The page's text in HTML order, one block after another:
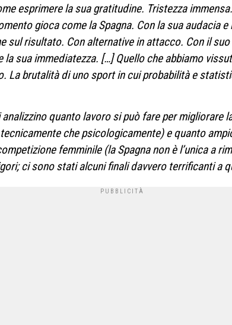
esprimere la sua gratitudine. Tristezza immensa.
gioca come la Spagna. Con la sua audacia e
sul risultato. Con alternative in attacco. Con il
la sua immediatezza. […]Quello che abbiamo
La brutalità di uno sport in cui probabilità e
quanto lavoro si può fare per migliorare
che psicologicamente) e quanto
femminile (la Spagna non è l’unica a
ci sono stati alcuni finali davvero terrificanti a